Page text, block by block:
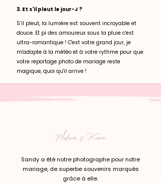
3. Et s'il pleut le jour-J ?
S’il pleut, la lumière est souvent incroyable et
douce. Et pi des amoureux sous la pluie c'est
ultra-romantique ! C'est votre grand jour, je
m'adapte à la météo et à votre rythme pour que
votre reportage photo de mariage reste
magique, quoi qu'il arrive !
Malorie & Kevin
Sandy a été notre photographe pour notre
mariage, de superbe souvenirs marqués
grâce à elle.